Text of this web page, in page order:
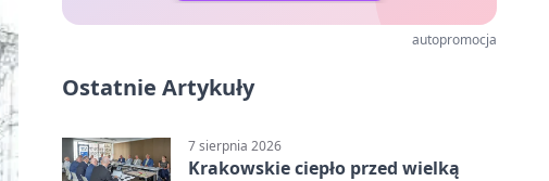
autopromocja
Ostatnie Artykuły
7 sierpnia 2026
Krakowskie ciepło przed wielką